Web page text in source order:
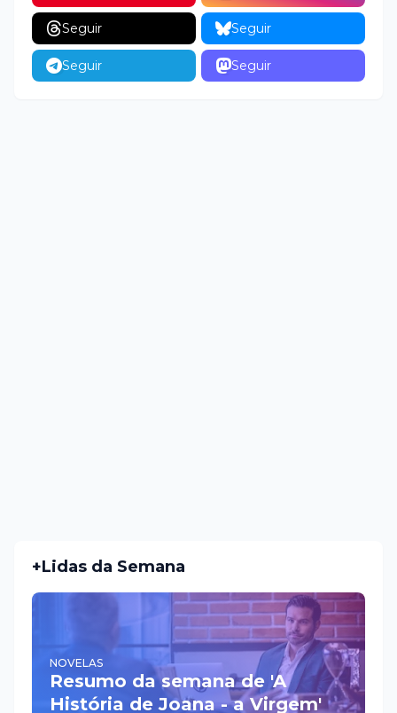
Seguir Seguir
Seguir Seguir
+Lidas da Semana
NOVELAS
Resumo da semana de 'A
História de Joana - a Virgem'